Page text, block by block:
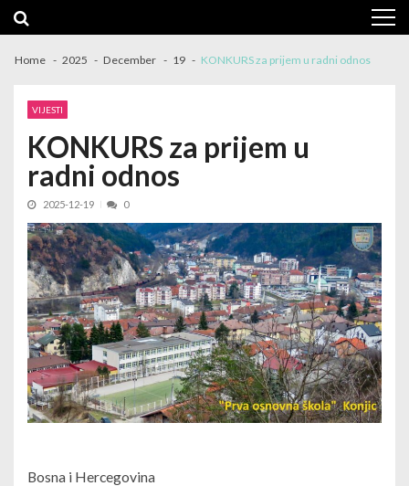
navigation
content
Home 2025 December 19 KONKURS za prijem u radni odnos
VIJESTI
KONKURS za prijem u
radni odnos
2025-12-19 0
Bosna i Hercegovina